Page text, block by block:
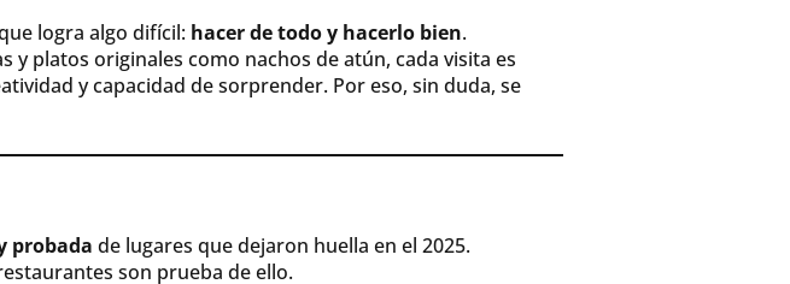
logra algo difícil: hacer de todo y hacerlo bien.
y platos originales como nachos de atún, cada visita es
y capacidad de sorprender. Por eso, sin duda, se
probada de lugares que dejaron huella en el 2025.
son prueba de ello.